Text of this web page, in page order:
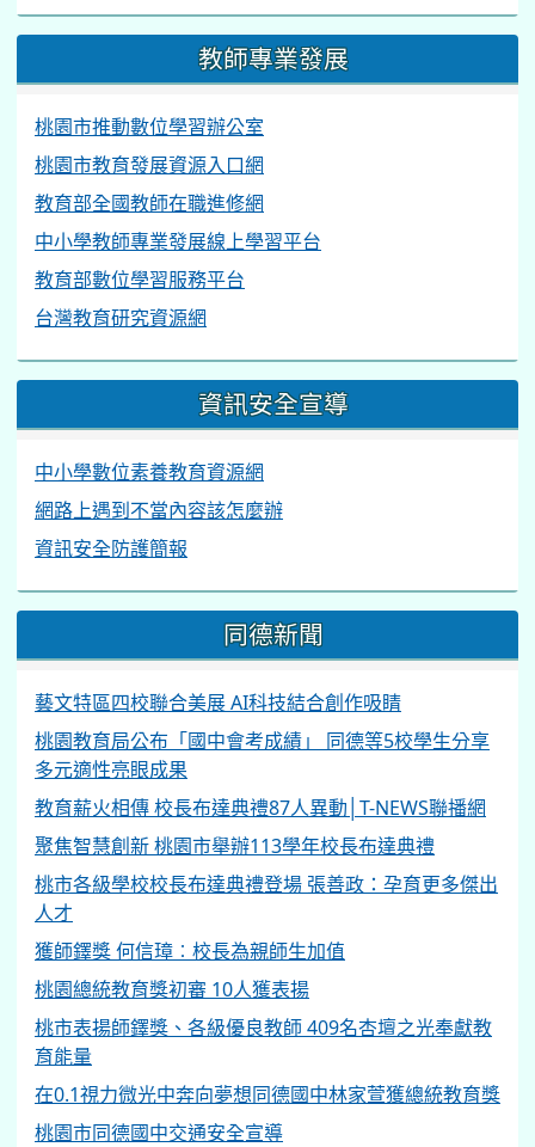
教師專業發展
桃園市推動數位學習辦公室
桃園市教育發展資源入口網
教育部全國教師在職進修網
中小學教師專業發展線上學習平台
教育部數位學習服務平台
台灣教育研究資源網
資訊安全宣導
中小學數位素養教育資源網
網路上遇到不當內容該怎麼辦
資訊安全防護簡報
同德新聞
藝文特區四校聯合美展 AI科技結合創作吸睛
桃園教育局公布「國中會考成績」 同德等5校學生分享
多元適性亮眼成果
教育薪火相傳 校長布達典禮87人異動│T-NEWS聯播網
聚焦智慧創新 桃園市舉辦113學年校長布達典禮
桃市各級學校校長布達典禮登場 張善政：孕育更多傑出
人才
獲師鐸獎 何信璋︰校長為親師生加值
桃園總統教育獎初審 10人獲表揚
桃市表揚師鐸獎、各級優良教師 409名杏壇之光奉獻教
育能量
在0.1視力微光中奔向夢想同德國中林家萱獲總統教育獎
桃園市同德國中交通安全宣導